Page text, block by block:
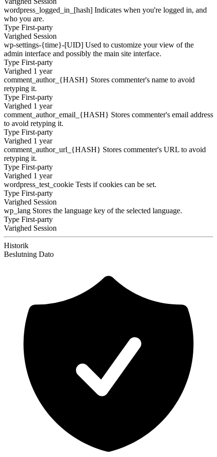
wordpress_logged_in_[hash] Indicates when you're logged in, and
who you are.
Type First-party
Varighed Session
wp-settings-{time}-[UID] Used to customize your view of the
admin interface and possibly the main site interface.
Type First-party
Varighed 1 year
comment_author_{HASH} Stores commenter's name to avoid
retyping it.
Type First-party
Varighed 1 year
comment_author_email_{HASH} Stores commenter's email address
to avoid retyping it.
Type First-party
Varighed 1 year
comment_author_url_{HASH} Stores commenter's URL to avoid
retyping it.
Type First-party
Varighed 1 year
wordpress_test_cookie Tests if cookies can be set.
Type First-party
Varighed Session
wp_lang Stores the language key of the selected language.
Type First-party
Varighed Session
Historik
Beslutning Dato